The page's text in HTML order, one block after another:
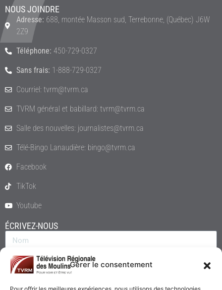
Gérer le consentement
NOUS JOINDRE
Adresse: 688, montée Masson sud, Terrebonne, (Québec) J6W
2Z9
Téléphone: 450-729-0327
Sans frais: 1-888-729-0327
Courriel: tvrm@tvrm.ca
TVRM général et babillard: tvrm@tvrm.ca
Salle des nouvelles: journalistes@tvrm.ca
Télé-Bingo Lanaudière: bingo@tvrm.ca
Facebook
TikTok
Youtube
ÉCRIVEZ-NOUS